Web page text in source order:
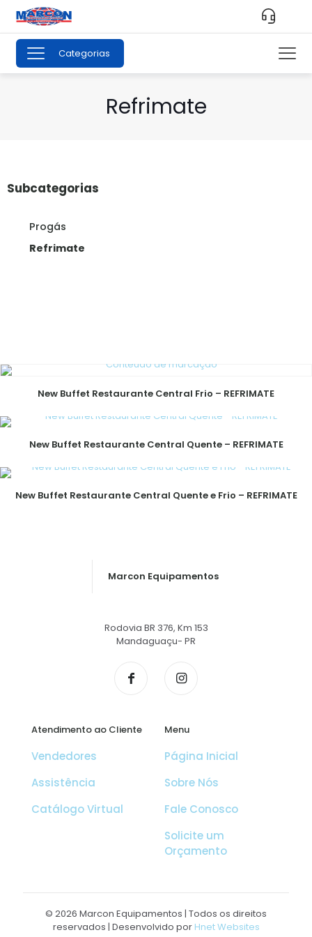
Categorias
Refrimate
Subcategorias
Progás
Refrimate
New Buffet Restaurante Central Frio – REFRIMATE
New Buffet Restaurante Central Quente – REFRIMATE
New Buffet Restaurante Central Quente e Frio – REFRIMATE
Marcon Equipamentos
Rodovia BR 376, Km 153
Mandaguaçu- PR
Atendimento ao Cliente
Vendedores
Assistência
Catálogo Virtual
Menu
Página Inicial
Sobre Nós
Fale Conosco
Solicite um
Orçamento
© 2026 Marcon Equipamentos | Todos os direitos
reservados | Desenvolvido por Hnet Websites